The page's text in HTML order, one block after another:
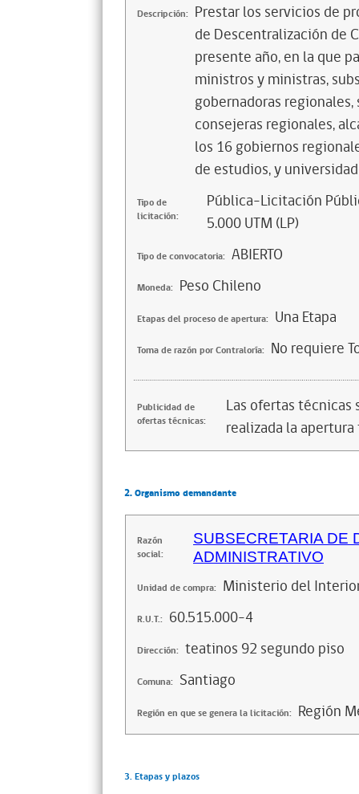
Descripción: Prestar los servicios de
de Descentralización de
presente año, en la que
ministros y ministras,
gobernadoras
consejeras regionales,
los 16 gobiernos
de estudios, y
Tipo de
licitación:
Pública-Licitación
5.000 UTM (LP)
Tipo de convocatoria: ABIERTO
Moneda: Peso Chileno
Etapas del proceso de apertura: Una Etapa
Toma de razón por Contraloría: No requiere
Publicidad de
ofertas técnicas:
Las ofertas
realizada la
2. Organismo demandante
Razón
social:
SUBSECRETARIA DE
ADMINISTRATIVO
Unidad de compra: Ministerio del
R.U.T.: 60.515.000-4
Dirección: teatinos 92 segundo piso
Comuna: Santiago
Región en que se genera la licitación: Región
3. Etapas y plazos